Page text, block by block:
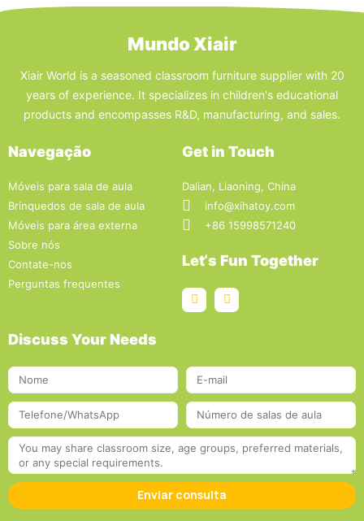
Mundo Xiair
Xiair World is a seasoned classroom furniture supplier with 20
years of experience. It specializes in children's educational
products and encompasses R&D, manufacturing, and sales.
Navegação
Móveis para sala de aula
Brinquedos de sala de aula
Móveis para área externa
Sobre nós
Contate-nos
Perguntas frequentes
Get in Touch
Dalian, Liaoning, China
info@xihatoy.com
+86 15998571240
Let‘s Fun Together
Discuss Your Needs
Enviar consulta